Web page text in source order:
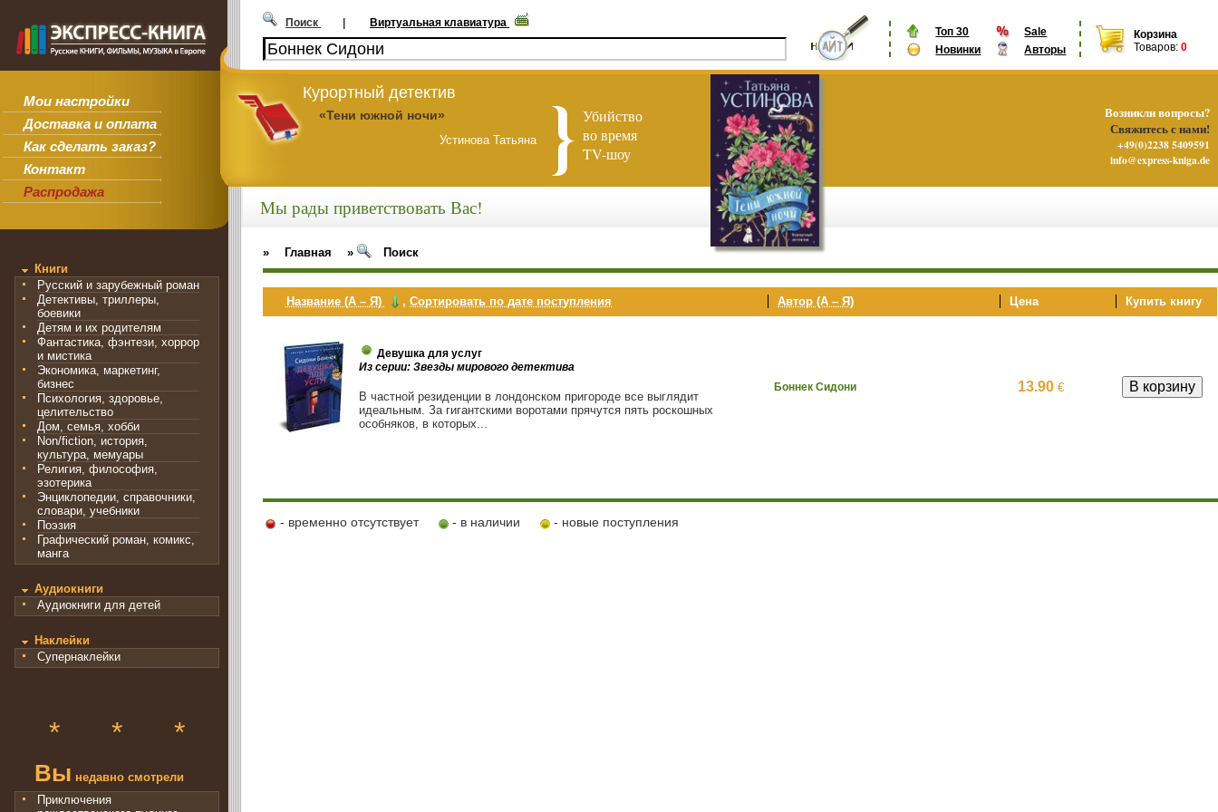
Мои настройки
Доставка и оплата
Как сделать заказ?
Контакт
Распродажа
Топ 30
Sale
Новинки
Авторы
Корзина
Товаров: 0
Поиск | Виртуальная клавиатура
Курортный детектив
«Тени южной ночи»
Устинова Татьяна
Убийство
во время
TV-шоу
Книги
Русский и зарубежный роман
Детективы, триллеры,
боевики
Детям и их родителям
Фантастика, фэнтези, хоррор
и мистика
Экономика, маркетинг,
бизнес
Психология, здоровье,
целительство
Дом, семья, хобби
Non/fiction, история,
культура, мемуары
Религия, философия,
эзотерика
Энциклопедии, справочники,
словари, учебники
Поэзия
Графический роман, комикс,
манга
Аудиокниги
Аудиокниги для детей
Наклейки
Супернаклейки
* * *
Вы недавно смотрели
Приключения
Мы рады приветствовать Вас!
» Главная » Поиск
Название (А – Я) ,Сортировать по дате поступления Автор (А – Я) Цена Купить книгу
Девушка для услуг
Из серии: Звезды мирового детектива
В частной резиденции в лондонском пригороде все выглядит
идеальным. За гигантскими воротами прячутся пять роскошных
особняков, в которых...
Боннек Сидони 13.90 €
- временно отсутствует - в наличии - новые поступления
Возникли вопросы?
Свяжитесь с нами!
+49(0)2238 5409591
info@express-kniga.de